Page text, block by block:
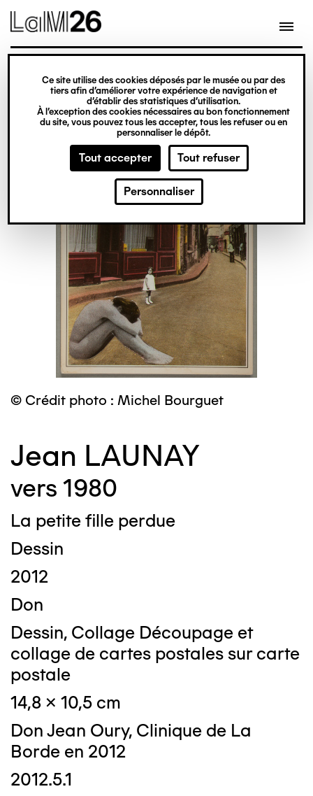
Gestion des cookies
Ce site utilise des cookies déposés par le musée ou par des
tiers afin d’améliorer votre expérience de navigation et
d’établir des statistiques d’utilisation.
À l’exception des cookies nécessaires au bon fonctionnement
du site, vous pouvez tous les accepter, tous les refuser ou en
personnaliser le dépôt.
Tout accepter Tout refuser
Personnaliser
contenu
© Crédit photo : Michel Bourguet
Jean LAUNAY
vers 1980
La petite fille perdue
Dessin
2012
Don
Dessin, Collage Découpage et
collage de cartes postales sur carte
postale
14,8 x 10,5 cm
Don Jean Oury, Clinique de La
Borde en 2012
2012.5.1